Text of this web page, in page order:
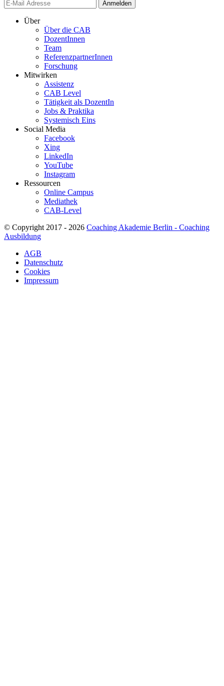
Anmelden
Über
Über die CAB
DozentInnen
Team
ReferenzpartnerInnen
Forschung
Mitwirken
Assistenz
CAB Level
Tätigkeit als DozentIn
Jobs & Praktika
Systemisch Eins
Social Media
Facebook
Xing
LinkedIn
YouTube
Instagram
Ressourcen
Online Campus
Mediathek
CAB-Level
© Copyright 2017 - 2026 Coaching Akademie Berlin - Coaching
Ausbildung
AGB
Datenschutz
Cookies
Impressum